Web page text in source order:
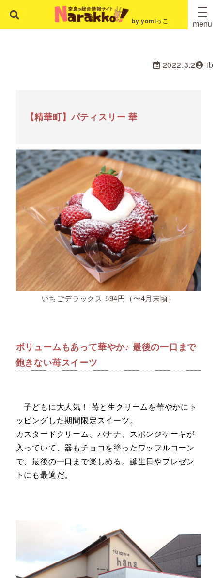
by yomiっこ menu
2022.3.2 ib
【精華町】パティスリー 華
いちごデラックス 594円（〜4月末頃）
ボリュームもあって華やか♪ 最後の一口まで
飽きない苺スイーツ
子どもに大人気！ 苺と生クリームを華やかにト
ッピングした期間限定スイーツ。
カスタードクリーム、バナナ、スポンジケーキが
入っていて、器もチョコを塗ったワッフルコーン
で、最後の一口まで楽しめる。誕生日やプレゼン
トにも最適だ。